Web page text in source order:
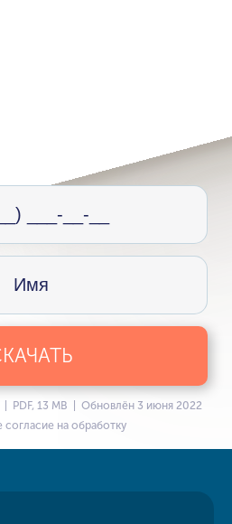
| PDF, 13 MB | Обновлён 3 июня 2022
на обработку